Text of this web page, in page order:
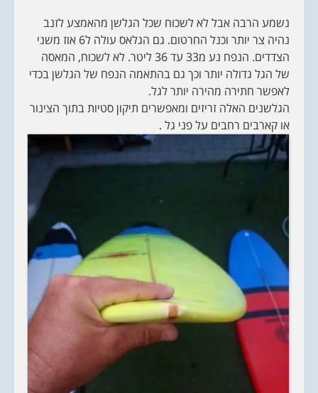
נשמע הרבה אבל לא לשכוח שכל הגלשן מהאמצע לזנב
נהיה צר יותר וכנל החרטום. גם הגלאס עולה ל6 אוז משני
הצדדים. הנפח נע מ33 עד 36 ליטר. לא לשכוח, המאסה
של הגל גדולה יותר וכך גם בהתאמה הנפח של הגלשן בכדי
לאפשר חתירה מהירה יותר לגל.
הגלשנים האלה זריזים ומאפשרים תיקון סטיות בתוך הצינור
או קארבים רחבים על פני גל .